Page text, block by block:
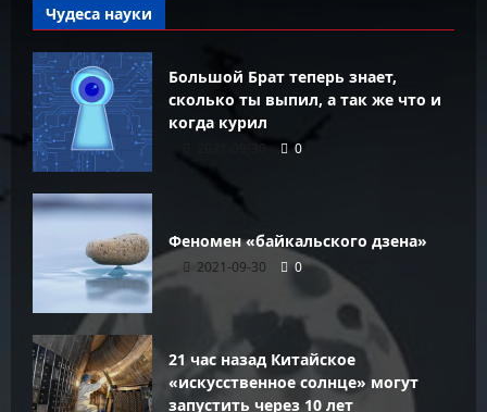
Чудеса науки
Большой Брат теперь знает,
сколько ты выпил, а так же что и
когда курил
2021-09-30 0
Феномен «байкальского дзена»
2021-09-30 0
21 час назад Китайское
«искусственное солнце» могут
запустить через 10 лет